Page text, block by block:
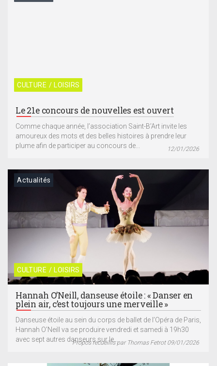
CULTURE / LOISIRS
Le 21e concours de nouvelles est ouvert
Comme chaque année, l’association Saint-B’Art invite les
amoureux des mots et des belles histoires à prendre leur
plume afin de participer au concours de...
12/01/2026
CULTURE / LOISIRS
Actualités
Hannah O’Neill, danseuse étoile : « Danser en
plein air, c’est toujours une merveille »
Danseuse étoile au sein du corps de ballet de l’Opéra de Paris,
Hannah O’Neill va se produire vendredi et samedi à 19h30
avec sept autres danseurs sur le...Propos recueillis par Thomas Fetrot 09/01/2026